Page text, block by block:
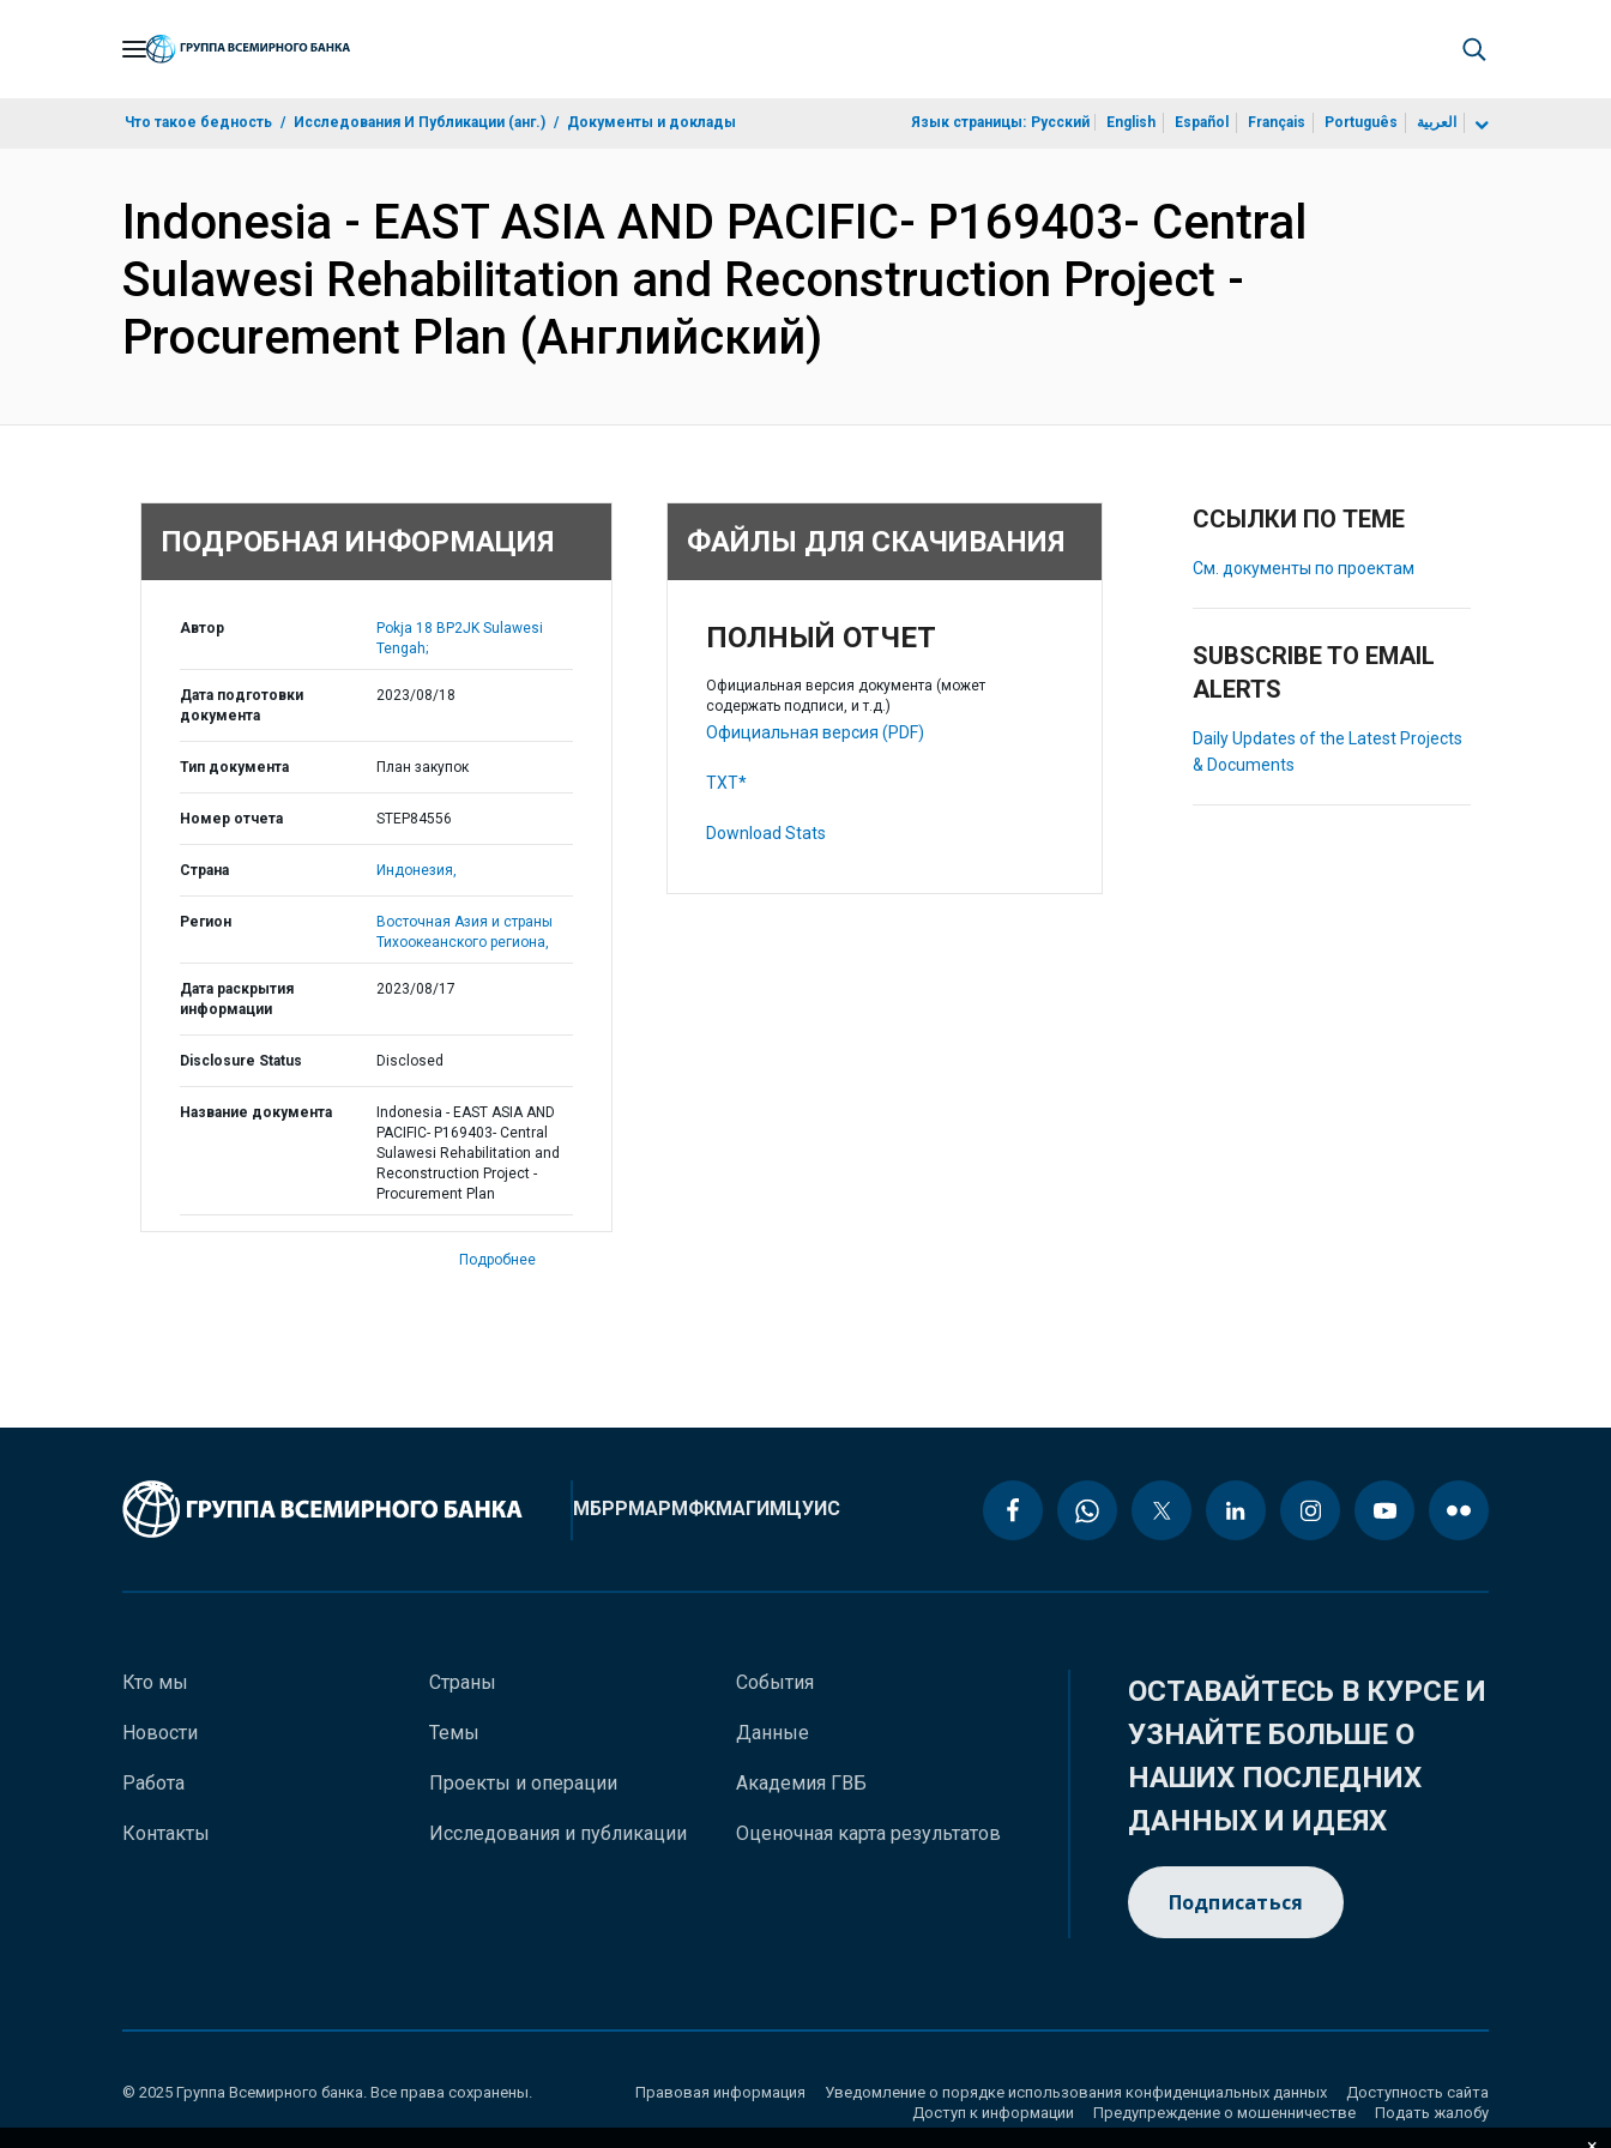
Что такое бедность Исследования И Публикации (анг.) Документы и доклады Язык страницы: Русский English Español Français Português العربية
Indonesia - EAST ASIA AND PACIFIC- P169403- Central
Sulawesi Rehabilitation and Reconstruction Project -
Procurement Plan (Английский)
ПОДРОБНАЯ ИНФОРМАЦИЯ
Автор
Pokja 18 BP2JK Sulawesi
Tengah;
Дата подготовки
документа
2023/08/18
Тип документа План закупок
Номер отчета STEP84556
Страна Индонезия,
Регион
Восточная Азия и страны
Тихоокеанского региона,
Дата раскрытия
информации
2023/08/17
Disclosure Status Disclosed
Название документа
Indonesia - EAST ASIA AND
PACIFIC- P169403- Central
Sulawesi Rehabilitation and
Reconstruction Project -
Procurement Plan
Подробнее
ФАЙЛЫ ДЛЯ СКАЧИВАНИЯ
ПОЛНЫЙ ОТЧЕТ
Официальная версия документа (может
содержать подписи, и т.д.)
Официальная версия (PDF)
TXT*
Download Stats
ССЫЛКИ ПО ТЕМЕ
См. документы по проектам
SUBSCRIBE TO EMAIL
ALERTS
Daily Updates of the Latest Projects
& Documents
МБРРМАРМФКМАГИМЦУИС
Кто мы
Новости
Работа
Контакты
Страны
Темы
Проекты и операции
Исследования и публикации
События
Данные
Академия ГВБ
Оценочная карта результатов
ОСТАВАЙТЕСЬ В КУРСЕ И
УЗНАЙТЕ БОЛЬШЕ О
НАШИХ ПОСЛЕДНИХ
ДАННЫХ И ИДЕЯХ
Подписаться
© 2025 Группа Всемирного банка. Все права сохранены. Правовая информация Уведомление о порядке использования конфиденциальных данных
Доступность сайта
Доступ к информации
Предупреждение о мошенничестве Подать жалобу